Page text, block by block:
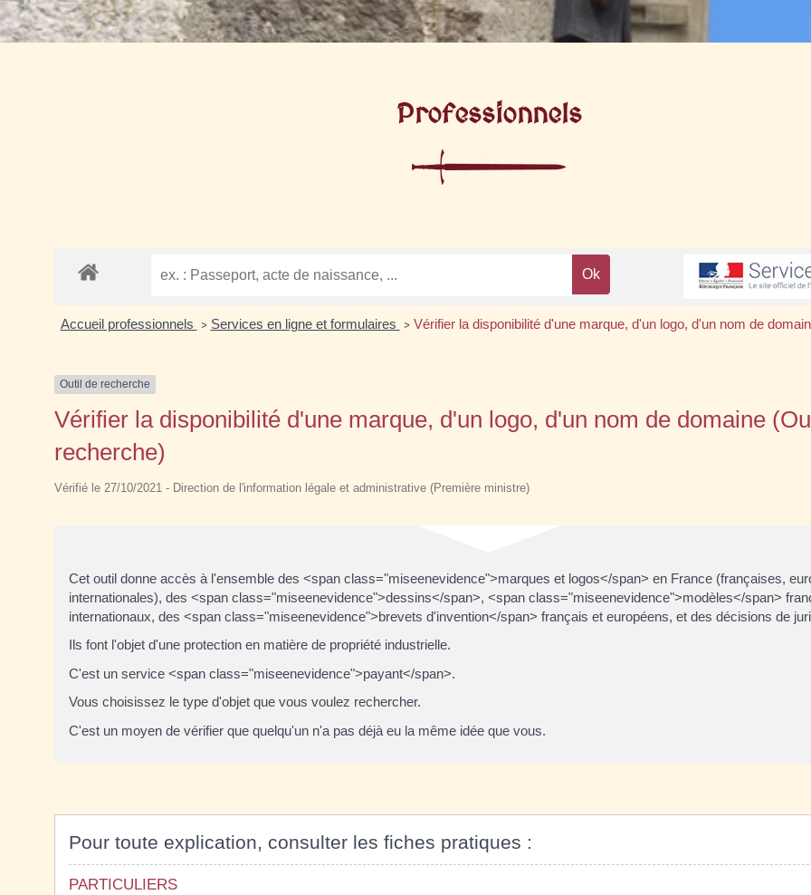
Professionnels
Accueil professionnels > Services en ligne et formulaires > Vérifier la disponibilité d'une marque, d'un logo, d'un nom de
Outil de recherche
Vérifier la disponibilité d'une marque, d'un logo, d'un nom de domaine
recherche)
Vérifié le 27/10/2021 - Direction de l'information légale et administrative (Première ministre)
Cet outil donne accès à l'ensemble des <span class="miseenevidence">marques et logos</span> en France (françaises,
internationales), des <span class="miseenevidence">dessins</span>, <span class="miseenevidence">modèles</span>
internationaux, des <span class="miseenevidence">brevets d'invention</span> français et européens, et des décisions de
Ils font l'objet d'une protection en matière de propriété industrielle.
C'est un service <span class="miseenevidence">payant</span>.
Vous choisissez le type d'objet que vous voulez rechercher.
C'est un moyen de vérifier que quelqu'un n'a pas déjà eu la même idée que vous.
Pour toute explication, consulter les fiches pratiques :
PARTICULIERS